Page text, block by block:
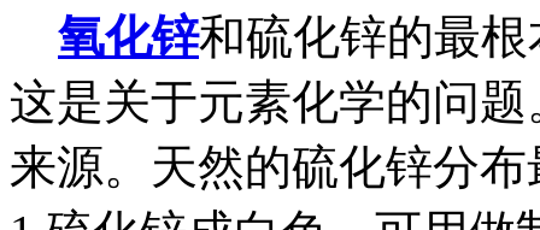
氧化锌和硫化锌的最
这是关于元素化学的问
来源。天然的硫化锌分